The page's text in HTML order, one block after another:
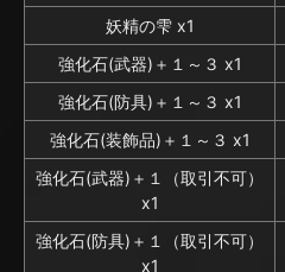
妖精の雫 x1
強化石(武器)＋１～３ x1
強化石(防具)＋１～３ x1
強化石(装飾品)＋１～３ x1
強化石(武器)＋１（取引不可）
x1
強化石(防具)＋１（取引不可）
x1